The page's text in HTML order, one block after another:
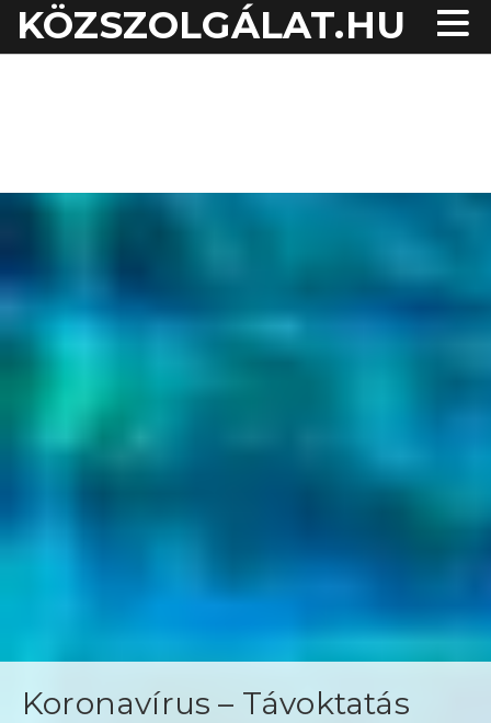
KÖZSZOLGÁLAT.HU
Koronavírus – Távoktatás